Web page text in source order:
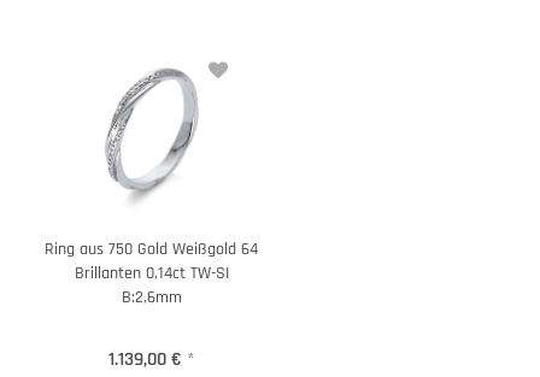
Ring aus 750 Gold Weißgold 64
Brillanten 0,14ct TW-SI
B:2,6mm
1.139,00 € *